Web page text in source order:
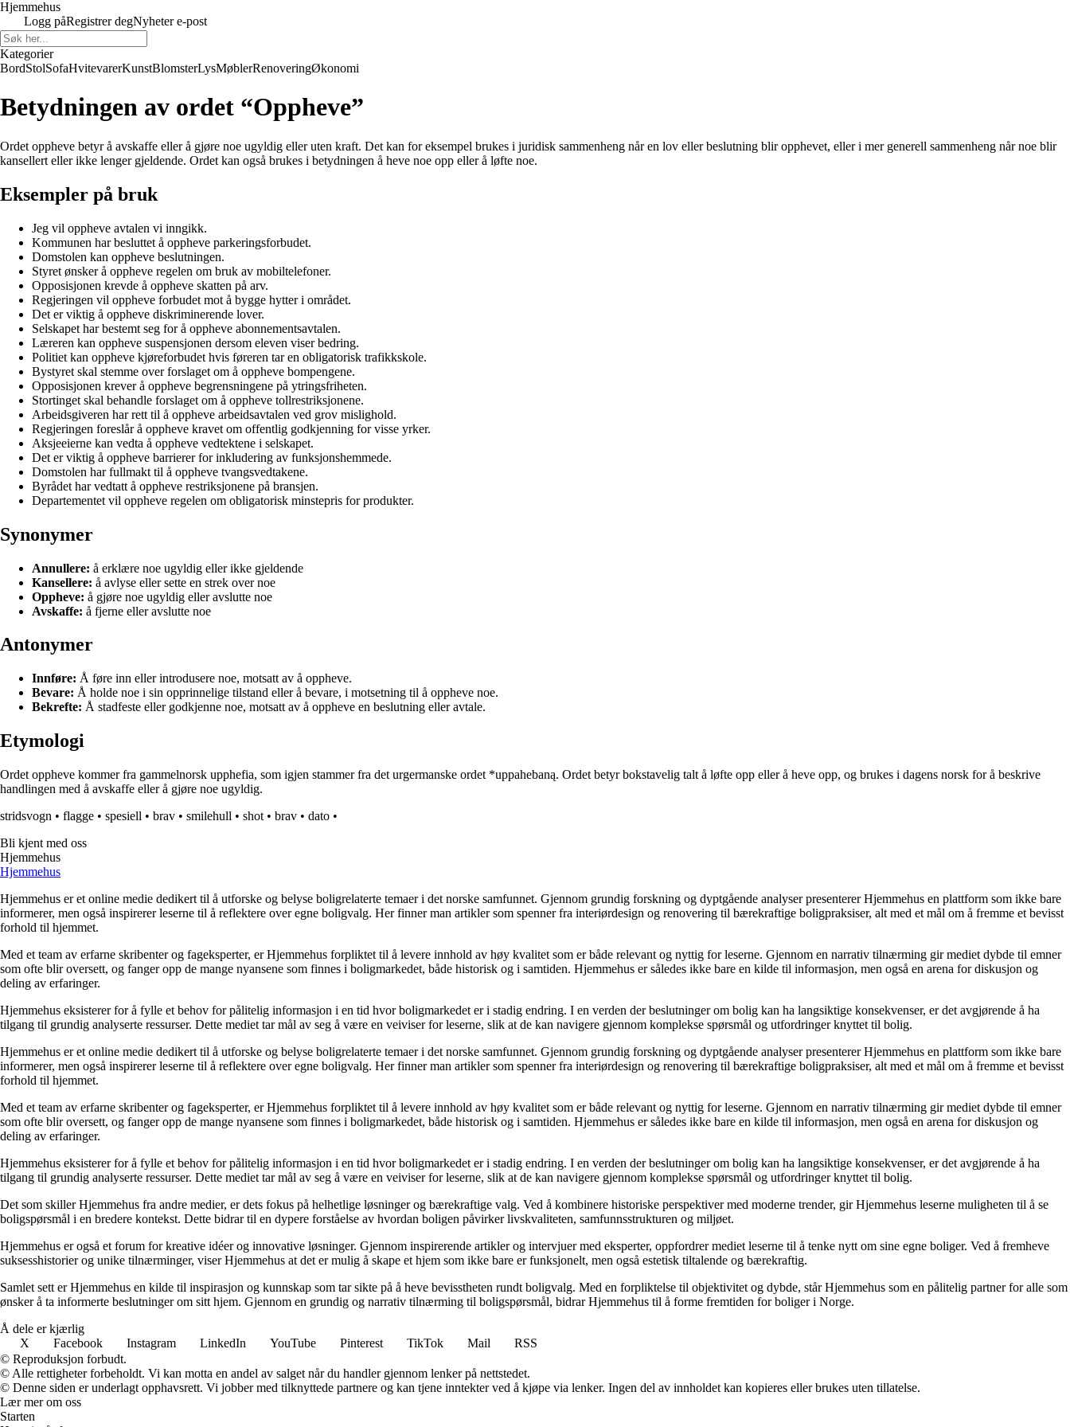
Hjemmehus
Logg påRegistrer degNyheter e-post
Kategorier
BordStolSofaHvitevarerKunstBlomsterLysMøblerRenoveringØkonomi
Betydningen av ordet “Oppheve”
Ordet oppheve betyr å avskaffe eller å gjøre noe ugyldig eller uten kraft. Det kan for eksempel brukes i juridisk sammenheng når en lov eller beslutning blir opphevet, eller i mer generell sammenheng når noe blir
kansellert eller ikke lenger gjeldende. Ordet kan også brukes i betydningen å heve noe opp eller å løfte noe.
Eksempler på bruk
Jeg vil oppheve avtalen vi inngikk.
Kommunen har besluttet å oppheve parkeringsforbudet.
Domstolen kan oppheve beslutningen.
Styret ønsker å oppheve regelen om bruk av mobiltelefoner.
Opposisjonen krevde å oppheve skatten på arv.
Regjeringen vil oppheve forbudet mot å bygge hytter i området.
Det er viktig å oppheve diskriminerende lover.
Selskapet har bestemt seg for å oppheve abonnementsavtalen.
Læreren kan oppheve suspensjonen dersom eleven viser bedring.
Politiet kan oppheve kjøreforbudet hvis føreren tar en obligatorisk trafikkskole.
Bystyret skal stemme over forslaget om å oppheve bompengene.
Opposisjonen krever å oppheve begrensningene på ytringsfriheten.
Stortinget skal behandle forslaget om å oppheve tollrestriksjonene.
Arbeidsgiveren har rett til å oppheve arbeidsavtalen ved grov mislighold.
Regjeringen foreslår å oppheve kravet om offentlig godkjenning for visse yrker.
Aksjeeierne kan vedta å oppheve vedtektene i selskapet.
Det er viktig å oppheve barrierer for inkludering av funksjonshemmede.
Domstolen har fullmakt til å oppheve tvangsvedtakene.
Byrådet har vedtatt å oppheve restriksjonene på bransjen.
Departementet vil oppheve regelen om obligatorisk minstepris for produkter.
Synonymer
Annullere: å erklære noe ugyldig eller ikke gjeldende
Kansellere: å avlyse eller sette en strek over noe
Oppheve: å gjøre noe ugyldig eller avslutte noe
Avskaffe: å fjerne eller avslutte noe
Antonymer
Innføre: Å føre inn eller introdusere noe, motsatt av å oppheve.
Bevare: Å holde noe i sin opprinnelige tilstand eller å bevare, i motsetning til å oppheve noe.
Bekrefte: Å stadfeste eller godkjenne noe, motsatt av å oppheve en beslutning eller avtale.
Etymologi
Ordet oppheve kommer fra gammelnorsk upphefia, som igjen stammer fra det urgermanske ordet *uppahebaną. Ordet betyr bokstavelig talt å løfte opp eller å heve opp, og brukes i dagens norsk for å beskrive
handlingen med å avskaffe eller å gjøre noe ugyldig.
stridsvogn • flagge • spesiell • brav • smilehull • shot • brav • dato •
Bli kjent med oss
Hjemmehus
Hjemmehus
Hjemmehus er et online medie dedikert til å utforske og belyse boligrelaterte temaer i det norske samfunnet. Gjennom grundig forskning og dyptgående analyser presenterer Hjemmehus en plattform som ikke bare
informerer, men også inspirerer leserne til å reflektere over egne boligvalg. Her finner man artikler som spenner fra interiørdesign og renovering til bærekraftige boligpraksiser, alt med et mål om å fremme et bevisst
forhold til hjemmet.
Med et team av erfarne skribenter og fageksperter, er Hjemmehus forpliktet til å levere innhold av høy kvalitet som er både relevant og nyttig for leserne. Gjennom en narrativ tilnærming gir mediet dybde til emner
som ofte blir oversett, og fanger opp de mange nyansene som finnes i boligmarkedet, både historisk og i samtiden. Hjemmehus er således ikke bare en kilde til informasjon, men også en arena for diskusjon og
deling av erfaringer.
Hjemmehus eksisterer for å fylle et behov for pålitelig informasjon i en tid hvor boligmarkedet er i stadig endring. I en verden der beslutninger om bolig kan ha langsiktige konsekvenser, er det avgjørende å ha
tilgang til grundig analyserte ressurser. Dette mediet tar mål av seg å være en veiviser for leserne, slik at de kan navigere gjennom komplekse spørsmål og utfordringer knyttet til bolig.
Hjemmehus er et online medie dedikert til å utforske og belyse boligrelaterte temaer i det norske samfunnet. Gjennom grundig forskning og dyptgående analyser presenterer Hjemmehus en plattform som ikke bare
informerer, men også inspirerer leserne til å reflektere over egne boligvalg. Her finner man artikler som spenner fra interiørdesign og renovering til bærekraftige boligpraksiser, alt med et mål om å fremme et bevisst
forhold til hjemmet.
Med et team av erfarne skribenter og fageksperter, er Hjemmehus forpliktet til å levere innhold av høy kvalitet som er både relevant og nyttig for leserne. Gjennom en narrativ tilnærming gir mediet dybde til emner
som ofte blir oversett, og fanger opp de mange nyansene som finnes i boligmarkedet, både historisk og i samtiden. Hjemmehus er således ikke bare en kilde til informasjon, men også en arena for diskusjon og
deling av erfaringer.
Hjemmehus eksisterer for å fylle et behov for pålitelig informasjon i en tid hvor boligmarkedet er i stadig endring. I en verden der beslutninger om bolig kan ha langsiktige konsekvenser, er det avgjørende å ha
tilgang til grundig analyserte ressurser. Dette mediet tar mål av seg å være en veiviser for leserne, slik at de kan navigere gjennom komplekse spørsmål og utfordringer knyttet til bolig.
Det som skiller Hjemmehus fra andre medier, er dets fokus på helhetlige løsninger og bærekraftige valg. Ved å kombinere historiske perspektiver med moderne trender, gir Hjemmehus leserne muligheten til å se
boligspørsmål i en bredere kontekst. Dette bidrar til en dypere forståelse av hvordan boligen påvirker livskvaliteten, samfunnsstrukturen og miljøet.
Hjemmehus er også et forum for kreative idéer og innovative løsninger. Gjennom inspirerende artikler og intervjuer med eksperter, oppfordrer mediet leserne til å tenke nytt om sine egne boliger. Ved å fremheve
suksesshistorier og unike tilnærminger, viser Hjemmehus at det er mulig å skape et hjem som ikke bare er funksjonelt, men også estetisk tiltalende og bærekraftig.
Samlet sett er Hjemmehus en kilde til inspirasjon og kunnskap som tar sikte på å heve bevisstheten rundt boligvalg. Med en forpliktelse til objektivitet og dybde, står Hjemmehus som en pålitelig partner for alle som
ønsker å ta informerte beslutninger om sitt hjem. Gjennom en grundig og narrativ tilnærming til boligspørsmål, bidrar Hjemmehus til å forme fremtiden for boliger i Norge.
Å dele er kjærlig
X
Facebook Instagram LinkedIn YouTube Pinterest TikTok Mail
RSS
© Reproduksjon forbudt.
© Alle rettigheter forbeholdt. Vi kan motta en andel av salget når du handler gjennom lenker på nettstedet.
© Denne siden er underlagt opphavsrett. Vi jobber med tilknyttede partnere og kan tjene inntekter ved å kjøpe via lenker. Ingen del av innholdet kan kopieres eller brukes uten tillatelse.
Lær mer om oss
Starten